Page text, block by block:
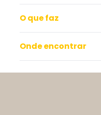
O que faz
Onde encontrar